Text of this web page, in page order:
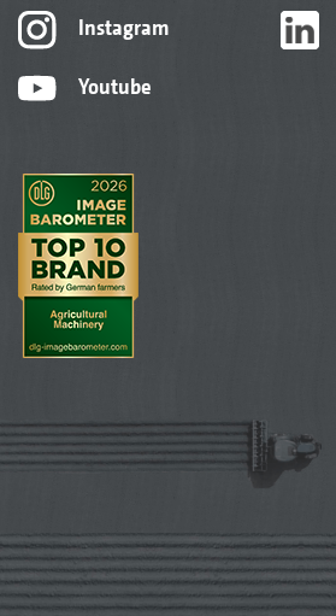
Instagram
Youtube